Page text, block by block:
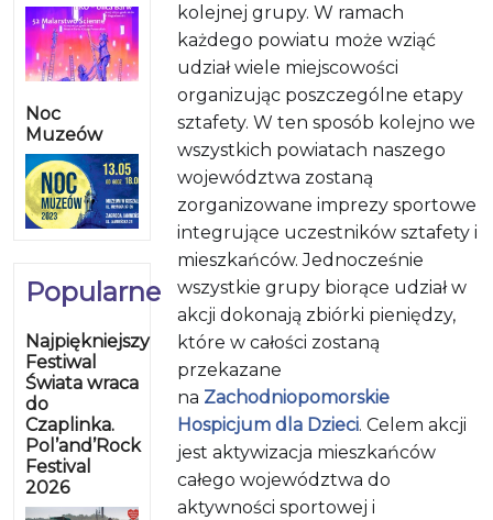
Noc
Muzeów
Popularne
Najpiękniejszy
Festiwal
Świata wraca
do
Czaplinka.
Pol’and’Rock
Festival
2026
kolejnej grupy. W ramach
każdego powiatu może wziąć
udział wiele miejscowości
organizując poszczególne etapy
sztafety. W ten sposób kolejno we
wszystkich powiatach naszego
województwa zostaną
zorganizowane imprezy sportowe
integrujące uczestników sztafety i
mieszkańców. Jednocześnie
wszystkie grupy biorące udział w
akcji dokonają zbiórki pieniędzy,
które w całości zostaną
przekazane
na Zachodniopomorskie
Hospicjum dla Dzieci. Celem akcji
jest aktywizacja mieszkańców
całego województwa do
aktywności sportowej i